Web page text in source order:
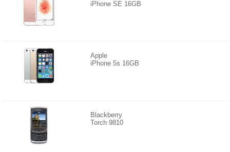
iPhone SE 16GB
Apple
iPhone 5s 16GB
Blackberry
Torch 9810